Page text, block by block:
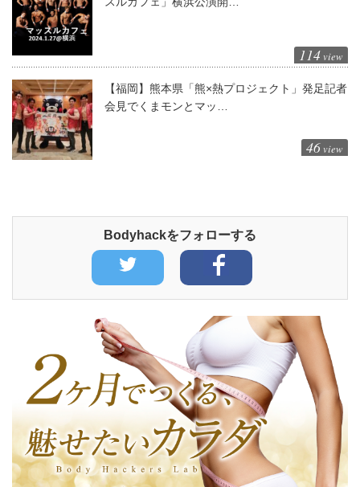
114 view
【福岡】熊本県「熊×熱プロジェクト」発足記者
会見でくまモンとマッ…
46 view
Bodyhackをフォローする